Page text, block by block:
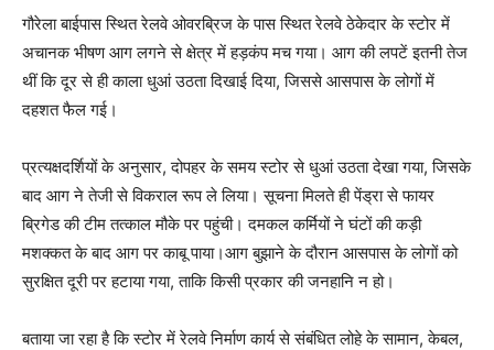
गौरेला बाईपास स्थित रेलवे ओवरब्रिज के पास स्थित रेलवे ठेकेदार के स्टोर में
अचानक भीषण आग लगने से क्षेत्र में हड़कंप मच गया। आग की लपटें इतनी तेज
थीं कि दूर से ही काला धुआं उठता दिखाई दिया, जिससे आसपास के लोगों में
दहशत फैल गई।
प्रत्यक्षदर्शियों के अनुसार, दोपहर के समय स्टोर से धुआं उठता देखा गया, जिसके
बाद आग ने तेजी से विकराल रूप ले लिया। सूचना मिलते ही पेंड्रा से फायर
ब्रिगेड की टीम तत्काल मौके पर पहुंची। दमकल कर्मियों ने घंटों की कड़ी
मशक्कत के बाद आग पर काबू पाया।आग बुझाने के दौरान आसपास के लोगों को
सुरक्षित दूरी पर हटाया गया, ताकि किसी प्रकार की जनहानि न हो।
बताया जा रहा है कि स्टोर में रेलवे निर्माण कार्य से संबंधित लोहे के सामान, केबल,